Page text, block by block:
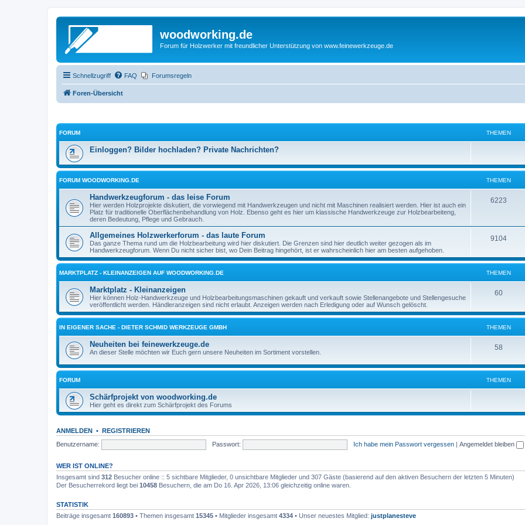
woodworking.de
Forum für Holzwerker mit freundlicher Unterstützung von www.feinewerkzeuge.de
Schnellzugriff FAQ Forumsregeln
Foren-Übersicht
FORUM THEMEN
Einloggen? Bilder hochladen? Private Nachrichten?
FORUM WOODWORKING.DE THEMEN
Handwerkzeugforum - das leise Forum
Hier werden Holzprojekte diskutiert, die vorwiegend mit Handwerkzeugen und nicht mit Maschinen realisiert werden. Hier ist auch ein
Platz für traditionelle Oberflächenbehandlung von Holz. Ebenso geht es hier um klassische Handwerkzeuge zur Holzbearbeiteng,
deren Bedeutung, Pflege und Gebrauch.
6223
e
n
Allgemeines Holzwerkerforum - das laute Forum
Das ganze Thema rund um die Holzbearbeitung wird hier diskutiert. Die Grenzen sind hier deutlich weiter gezogen als im
Handwerkzeugforum. Wenn Du nicht sicher bist, wo Dein Beitrag hingehört, ist er wahrscheinlich hier am besten aufgehoben.
9104T
m
n
MARKTPLATZ - KLEINANZEIGEN AUF WOODWORKING.DE THEMEN
Marktplatz - Kleinanzeigen
Hier können Holz-Handwerkzeuge und Holzbearbeitungsmaschinen gekauft und verkauft sowie Stellenangebote und Stellengesuche
veröffentlicht werden. Händleranzeigen sind nicht erlaubt. Anzeigen werden nach Erledigung oder auf Wunsch gelöscht.
60T
m
n
IN EIGENER SACHE - DIETER SCHMID WERKZEUGE GMBH THEMEN
Neuheiten bei feinewerkzeuge.de
An dieser Stelle möchten wir Euch gern unsere Neuheiten im Sortiment vorstellen.
58
e
FORUM THEMEN
Schärfprojekt von woodworking.de
Hier geht es direkt zum Schärfprojekt des Forums
ANMELDEN • REGISTRIEREN
Benutzername:
Passwort: Ich habe mein Passwort vergessen | Angemeldet bleiben
WER IST ONLINE?
Insgesamt sind 312 Besucher online :: 5 sichtbare Mitglieder, 0 unsichtbare Mitglieder und 307 Gäste (basierend auf den aktiven Besuchern der letzten 5 Minuten)
Der Besucherrekord liegt bei 10458 Besuchern, die am Do 16. Apr 2026, 13:06 gleichzeitig online waren.
STATISTIK
Beiträge insgesamt 160893 • Themen insgesamt 15345 • Mitglieder insgesamt 4334 • Unser neuestes Mitglied: justplanesteve